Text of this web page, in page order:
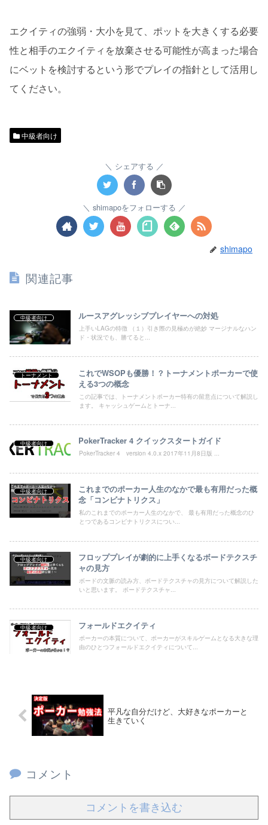
エクイティの強弱・大小を見て、ポットを大きくする必要
性と相手のエクイティを放棄させる可能性が高まった場合
にベットを検討するという形でプレイの指針として活用し
てください。
中級者向け
シェアする
shimapoをフォローする
shimapo
関連記事
中級者向け ルースアグレッシブプレイヤーへの対処
上手いLAGの特徴 （１）引き際の見極めが絶妙 マージナルなハン
ド・状況でも、勝てると...
トーナメント
これでWSOPも優勝！？トーナメントポーカーで使
える3つの概念
この記事では、トーナメントポーカー特有の留意点について解説し
ます。 キャッシュゲームとトーナ...
中級者向け PokerTracker 4 クイックスタートガイド
PokerTracker 4 version 4.0.x 2017年11月8日版 ...
中級者向け
これまでのポーカー人生のなかで最も有用だった概
念「コンビナトリクス」
私のこれまでのポーカー人生のなかで、 最も有用だった概念のひ
とつであるコンビナトリクスについ...
中級者向け
フロッププレイが劇的に上手くなるボードテクスチ
ャの見方
ボードの文脈の読み方、ボードテクスチャの見方について解説した
いと思います。 ボードテクスチャ...
中級者向け フォールドエクイティ
ポーカーの本質について、ポーカーがスキルゲームとなる大きな理
由のひとつフォールドエクイティについて...
平凡な自分だけど、大好きなポーカーと
生きていく
コメント
コメントを書き込む